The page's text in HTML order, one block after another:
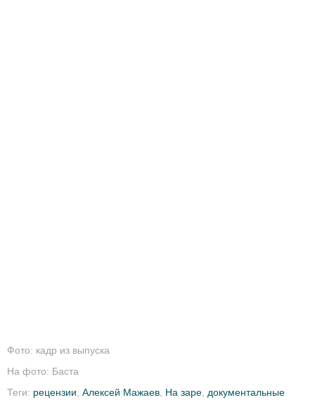
Фото: кадр из выпуска
На фото: Баста
Теги: рецензии Алексей Мажаев На заре документальные